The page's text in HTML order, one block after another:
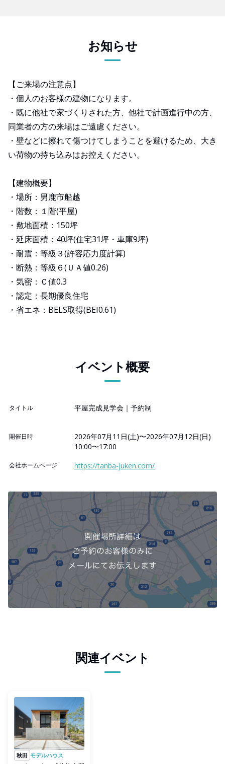
お知らせ
【ご来場の注意点】
・個人のお客様の建物になります。
・既に他社で家づくりされた方、他社で計画進行中の方、
同業者の方の来場はご遠慮ください。
・壁などに擦れて傷つけてしまうことを避けるため、大き
い荷物の持ち込みはお控えください。
【建物概要】
・場所：男鹿市船越
・階数：１階(平屋)
・敷地面積：150坪
・延床面積：40坪(住宅31坪・車庫9坪)
・耐震：等級３(許容応力度計算)
・断熱：等級６(ＵＡ値0.26)
・気密：Ｃ値0.3
・認定：長期優良住宅
・省エネ：BELS取得(BEI0.61)
イベント概要
タイトル 平屋完成見学会｜予約制
開催日時
2026年07月11日(土)〜2026年07月12日(日)
10:00〜17:00
会社ホームページ https://tanba-juken.com/
関連イベント
秋田 モデルハウス